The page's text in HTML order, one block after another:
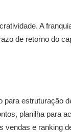
A
de retorno do
estruturação
planilha para
vendas e ranking